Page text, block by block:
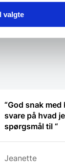
valgte
“God snak med
svare på hvad
spørgsmål til “
Jeanette